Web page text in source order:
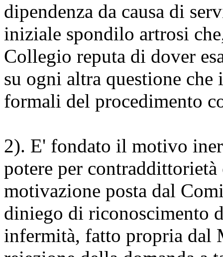
dipendenza da causa di
iniziale spondilo artrosi
Collegio reputa di dover
su ogni altra questione che
formali del procedimento
2). E' fondato il motivo
potere per
motivazione posta dal
diniego di riconoscimento
infermità, fatto propria dal